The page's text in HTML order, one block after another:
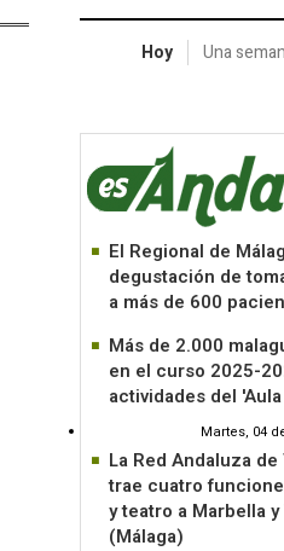
Hoy Una
El Regional de
degustación de
a más de 600
Más de 2.000
en el curso 2025-
actividades del
Martes, 04
La Red Andaluza
trae cuatro
y teatro a Marbella
(Málaga)